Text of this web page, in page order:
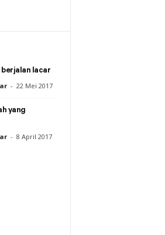
berjalan lacar
- 22 Mei 2017
yang
- 8 April 2017